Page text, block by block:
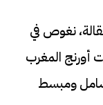
نغوص في
أورنج المغرب
شامل ومبسط